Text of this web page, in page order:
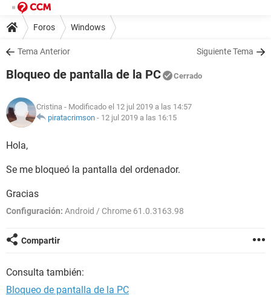
Foros Windows
Tema Anterior Siguiente Tema
Bloqueo de pantalla de la PC Cerrado
Cristina - Modificado el 12 jul 2019 a las 14:57
piratacrimson - 12 jul 2019 a las 16:15
Hola,
Se me bloqueó la pantalla del ordenador.
Gracias
Configuración: Android / Chrome 61.0.3163.98
Compartir
Consulta también:
Bloqueo de pantalla de la PC